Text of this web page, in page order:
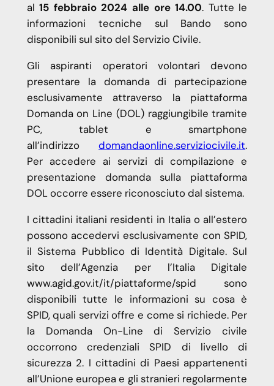
al15 febbraio 2024 alle ore 14.00. Tutte le
informazioni tecniche sul Bando sono
disponibili sul sito del Servizio Civile.
Gli aspiranti operatori volontari devono
presentare la domanda di partecipazione
esclusivamente attraverso la piattaforma
Domanda on Line (DOL) raggiungibile tramite
PC, tablet e smartphone
all’indirizzodomandaonline.serviziocivile.it.
Per accedere ai servizi di compilazione e
presentazione domanda sulla piattaforma
DOL occorre essere riconosciuto dal sistema.
I cittadini italiani residenti in Italia o all’estero
possono accedervi esclusivamente con SPID,
il Sistema Pubblico di Identità Digitale. Sul
sito dell’Agenzia per l’Italia Digitale
www.agid.gov.it/it/piattaforme/spid sono
disponibili tutte le informazioni su cosa è
SPID, quali servizi offre e come si richiede. Per
la Domanda On-Line di Servizio civile
occorrono credenziali SPID di livello di
sicurezza 2. I cittadini di Paesi appartenenti
all’Unione europea e gli stranieri regolarmente